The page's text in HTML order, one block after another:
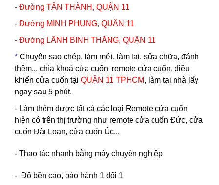
- Đường TÂN THÀNH, QUẬN 11
- Đường MINH PHỤNG, QUẬN 11
- Đường LÃNH BINH THĂNG, QUẬN 11
* Chuyên sao chép, làm mới, làm lại, sửa chữa, đánh
thêm... chìa khoá cửa cuốn, remote cửa cuốn, điều
khiển cửa cuốn tại QUẬN 11 TPHCM, làm tại nhà lấy
ngay sau 5 phút.
- Làm thêm được tất cả các loại Remote cửa cuốn
hiện có trên thị trường như remote cửa cuốn Đức, cửa
cuốn Đài Loan, cửa cuốn Úc...
- Thao tác nhanh bằng máy chuyên nghiệp
- Độ bền cao, bảo hành 1 đổi 1